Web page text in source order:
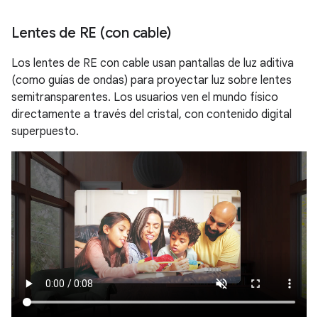
Lentes de RE (con cable)
Los lentes de RE con cable usan pantallas de luz aditiva
(como guías de ondas) para proyectar luz sobre lentes
semitransparentes. Los usuarios ven el mundo físico
directamente a través del cristal, con contenido digital
superpuesto.